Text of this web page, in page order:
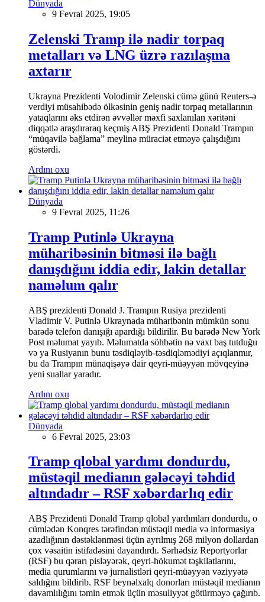
Dünyada
9 Fevral 2025, 19:05
Zelenski Tramp ilə nadir torpaq
metalları və LNG üzrə razılaşma
axtarır
Ukrayna Prezidenti Volodimir Zelenski cümə günü Reuters-ə
verdiyi müsahibədə ölkəsinin geniş nadir torpaq metallarının
yataqlarını əks etdirən əvvəllər məxfi saxlanılan xəritəni
diqqətlə araşdıraraq keçmiş ABŞ Prezidenti Donald Trampın
“müqavilə bağlama” meylinə müraciət etməyə çalışdığını
göstərdi.
Ardını oxu
Dünyada
9 Fevral 2025, 11:26
Tramp Putinlə Ukrayna
müharibəsinin bitməsi ilə bağlı
danışdığını iddia edir, lakin detallar
naməlum qalır
ABŞ prezidenti Donald J. Trampın Rusiya prezidenti
Vladimir V. Putinlə Ukraynada müharibənin mümkün sonu
barədə telefon danışığı apardığı bildirilir. Bu barədə New York
Post məlumat yayıb. Məlumatda söhbətin nə vaxt baş tutduğu
və ya Rusiyanın bunu təsdiqləyib-təsdiqləmədiyi açıqlanmır,
bu da Trampın münaqişəyə dair qeyri-müəyyən mövqeyinə
yeni suallar yaradır.
Ardını oxu
Dünyada
6 Fevral 2025, 23:03
Tramp qlobal yardımı dondurdu,
müstəqil medianın gələcəyi təhdid
altındadır – RSF xəbərdarlıq edir
ABŞ Prezidenti Donald Tramp qlobal yardımları dondurdu, o
cümlədən Konqres tərəfindən müstəqil media və informasiya
azadlığının dəstəklənməsi üçün ayrılmış 268 milyon dollardan
çox vəsaitin istifadəsini dayandırdı. Sərhədsiz Reportyorlar
(RSF) bu qərarı pisləyərək, qeyri-hökumət təşkilatlarını,
media qurumlarını və jurnalistləri qeyri-müəyyən vəziyyətə
saldığını bildirib. RSF beynəlxalq donorları müstəqil medianın
davamlılığını təmin etmək üçün məsuliyyət götürməyə çağırıb.